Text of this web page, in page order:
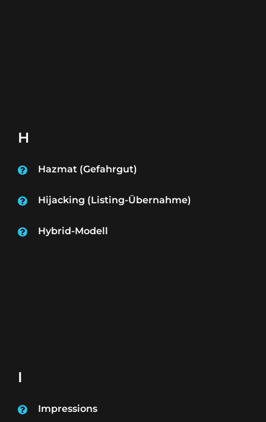
H
Hazmat (Gefahrgut)
Hijacking (Listing-Übernahme)
Hybrid-Modell
I
Impressions